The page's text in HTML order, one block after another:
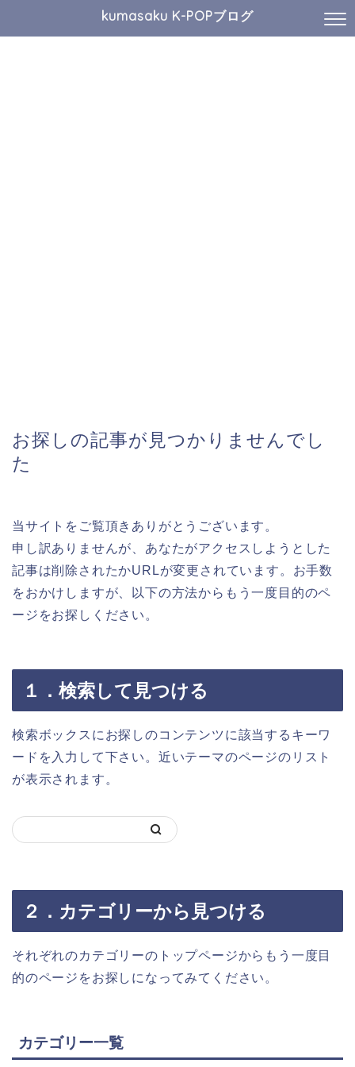
kumasaku K-POPブログ
お探しの記事が見つかりませんでし
た
当サイトをご覧頂きありがとうございます。
申し訳ありませんが、あなたがアクセスしようとした
記事は削除されたかURLが変更されています。お手数
をおかけしますが、以下の方法からもう一度目的のペ
ージをお探しください。
１．検索して見つける
検索ボックスにお探しのコンテンツに該当するキーワ
ードを入力して下さい。近いテーマのページのリスト
が表示されます。
２．カテゴリーから見つける
それぞれのカテゴリーのトップページからもう一度目
的のページをお探しになってみてください。
カテゴリー一覧